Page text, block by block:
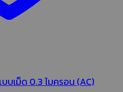
บเม็ด 0.3 ไมครอน (AC)